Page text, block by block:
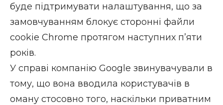
буде підтримувати налаштування, що за
замовчуванням блокує сторонні файли
cookie Chrome протягом наступних п’яти
років.
У справі компанію Google звинувачували в
тому, що вона вводила користувачів в
оману стосовно того, наскільки приватним